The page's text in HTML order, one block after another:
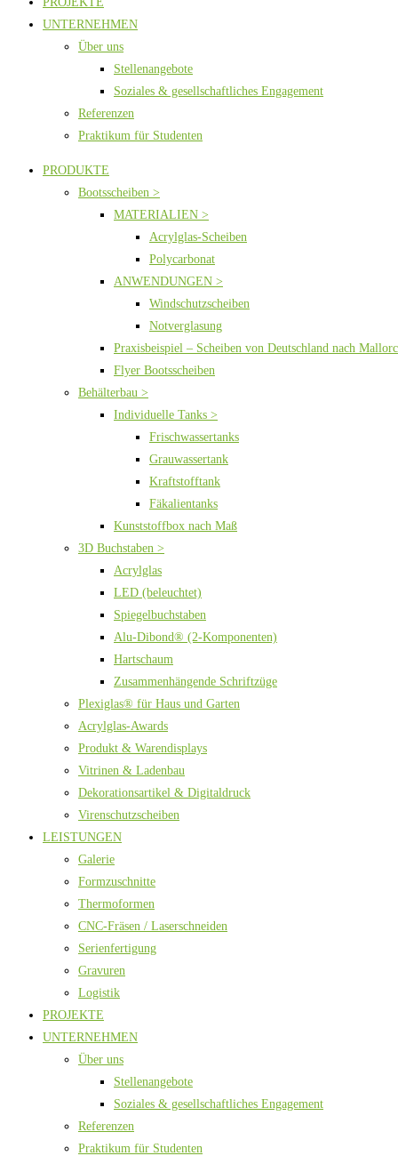
UNTERNEHMEN
Über uns
Stellenangebote
Soziales & gesellschaftliches Engagement
Referenzen
Praktikum für Studenten
PRODUKTE
Bootsscheiben >
MATERIALIEN >
Acrylglas-Scheiben
Polycarbonat
ANWENDUNGEN >
Windschutzscheiben
Notverglasung
Praxisbeispiel – Scheiben von Deutschland nach
Flyer Bootsscheiben
Behälterbau >
Individuelle Tanks >
Frischwassertanks
Grauwassertank
Kraftstofftank
Fäkalientanks
Kunststoffbox nach Maß
3D Buchstaben >
Acrylglas
LED (beleuchtet)
Spiegelbuchstaben
Alu-Dibond® (2-Komponenten)
Hartschaum
Zusammenhängende Schriftzüge
Plexiglas® für Haus und Garten
Acrylglas-Awards
Produkt & Warendisplays
Vitrinen & Ladenbau
Dekorationsartikel & Digitaldruck
Virenschutzscheiben
LEISTUNGEN
Galerie
Formzuschnitte
Thermoformen
CNC-Fräsen / Laserschneiden
Serienfertigung
Gravuren
Logistik
PROJEKTE
UNTERNEHMEN
Über uns
Stellenangebote
Soziales & gesellschaftliches Engagement
Referenzen
Praktikum für Studenten